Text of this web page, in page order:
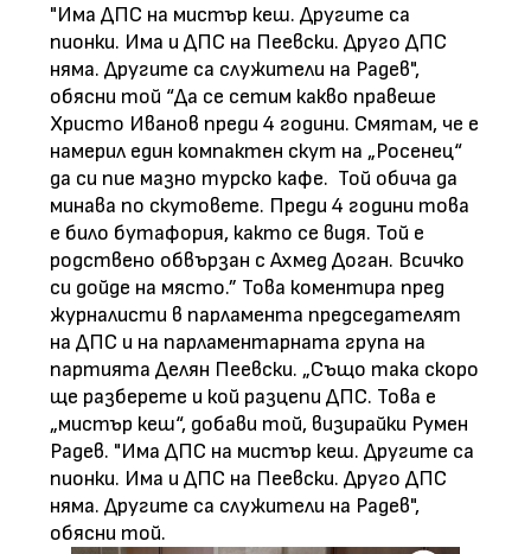
"Има ДПС на мистър кеш. Другите са
пионки. Има и ДПС на Пеевски. Друго ДПС
няма. Другите са служители на Радев",
обясни той “Да се сетим какво правеше
Христо Иванов преди 4 години. Смятам, че е
намерил един компактен скут на „Росенец“
да си пие мазно турско кафе. Той обича да
минава по скутовете. Преди 4 години това
е било бутафория, както се видя. Той е
родствено обвързан с Ахмед Доган. Всичко
си дойде на място.” Това коментира пред
журналисти в парламента председателят
на ДПС и на парламентарната група на
партията Делян Пеевски. „Също така скоро
ще разберете и кой разцепи ДПС. Това е
„мистър кеш“, добави той, визирайки Румен
Радев. "Има ДПС на мистър кеш. Другите са
пионки. Има и ДПС на Пеевски. Друго ДПС
няма. Другите са служители на Радев",
обясни той.